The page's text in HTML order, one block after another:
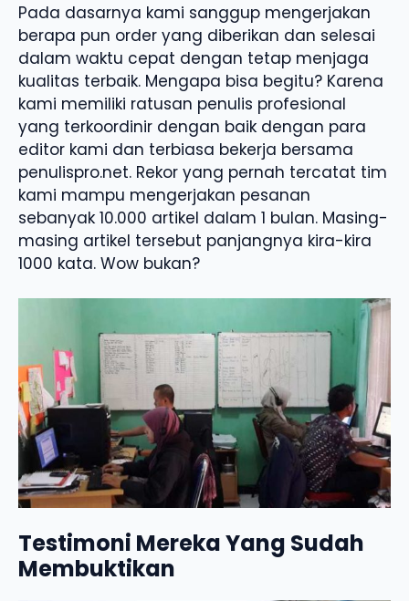
Pada dasarnya kami sanggup mengerjakan
berapa pun order yang diberikan dan selesai
dalam waktu cepat dengan tetap menjaga
kualitas terbaik. Mengapa bisa begitu? Karena
kami memiliki ratusan penulis profesional
yang terkoordinir dengan baik dengan para
editor kami dan terbiasa bekerja bersama
penulispro.net. Rekor yang pernah tercatat tim
kami mampu mengerjakan pesanan
sebanyak 10.000 artikel dalam 1 bulan. Masing-
masing artikel tersebut panjangnya kira-kira
1000 kata. Wow bukan?
Testimoni Mereka Yang Sudah
Membuktikan